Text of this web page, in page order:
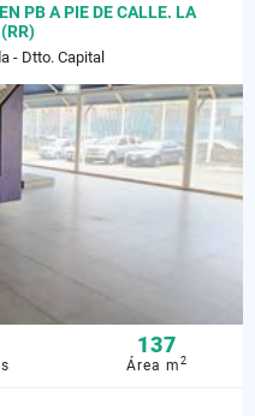
PB A PIE DE CALLE. LA
- Dtto. Capital
137
Área m2